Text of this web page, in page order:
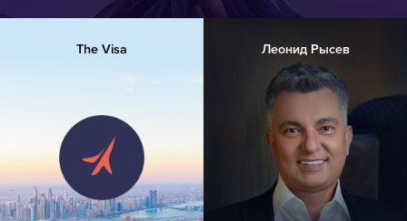
The Visa Леонид Рысев